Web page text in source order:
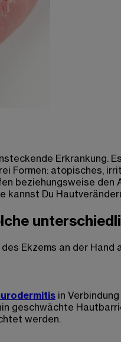
Formen: atopisches,
beziehungsweise den
Du
Ekzems an der
in
geschwächte
werden.